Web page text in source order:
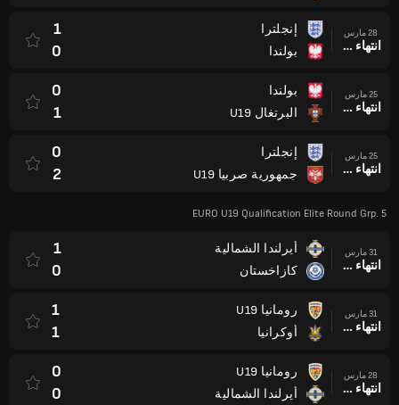
28 مارس
انتهاء وقت المباراة
إنجلترا
بولندا
1
0
25 مارس
انتهاء وقت المباراة
بولندا
البرتغال U19
0
1
25 مارس
انتهاء وقت المباراة
إنجلترا
جمهورية صربيا U19
0
2
EURO U19 Qualification Elite Round Grp. 5
31 مارس
انتهاء وقت المباراة
أيرلندا الشمالية
كازاخستان
1
0
31 مارس
انتهاء وقت المباراة
رومانيا U19
أوكرانيا
1
1
28 مارس
انتهاء وقت المباراة
رومانيا U19
أيرلندا الشمالية
0
0